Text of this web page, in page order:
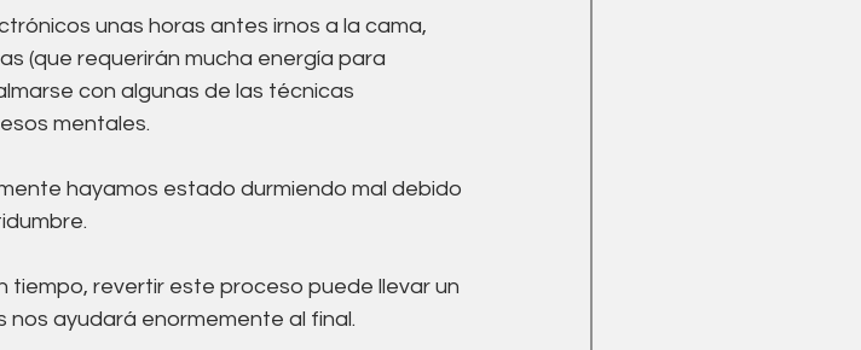
unas horas antes irnos a la cama,
(que requerirán mucha energía para
con algunas de las técnicas
mentales.
hayamos estado durmiendo mal debido
tiempo, revertir este proceso puede llevar un
ayudará enormemente al final.